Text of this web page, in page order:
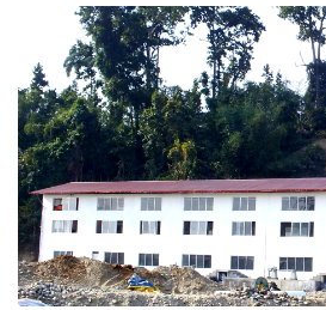
सम्पादकीय
बैंक
पर्यटन
भिडियो
छापा
खोज